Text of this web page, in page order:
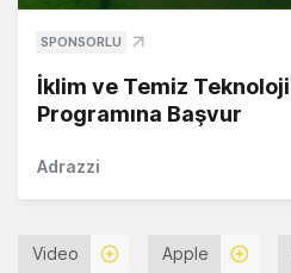
SPONSORLU
İklim ve Temiz
Programına Başvur
Adrazzi
Video Apple